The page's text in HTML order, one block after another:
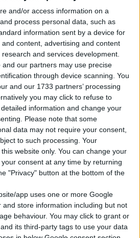
and/or access information on a
process personal data, such as
information sent by a device for
content, advertising and content
and services development.
our partners may use precise
through device scanning. You
and our 1733 partners’ processing
you may click to refuse to
information and change your
Please note that some
data may not require your consent,
to such processing. Your
website only. You can change your
consent at any time by returning
"Privacy" button at the bottom of the
app uses one or more Google
store information including but not
behaviour. You may click to grant or
its third-party tags to use your data
CORRELATO
di scarico dell'auto: quale
indica il colore?
aumenta quindi fino a
non viene distrutto o
il nome di questo
controllo riguarda
diesel.
fuori controllo
solo con un